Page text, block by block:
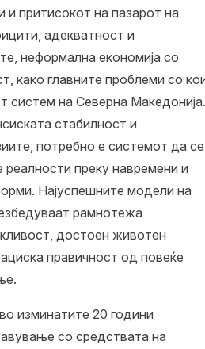
и притисокот на пазарот на
адекватност и
неформална економија со
како главните проблеми со
систем на Северна Македонија.
стабилност и
потребно е системот да се
преку навремени и
Најуспешните модели на
рамнотежа
достоен животен
правичност од повеќе
изминатите 20 години
со средствата на